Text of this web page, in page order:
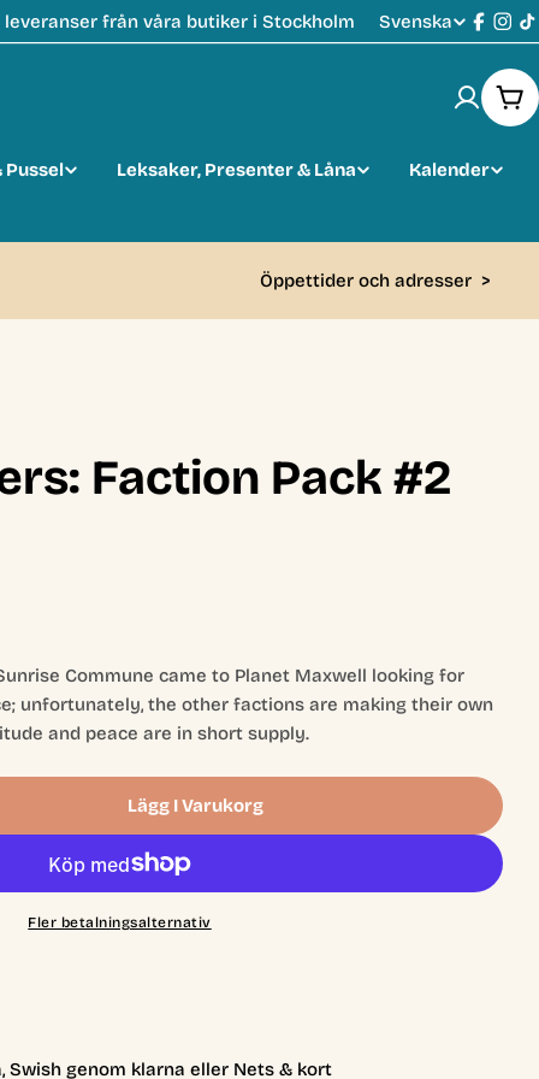
leveranser från våra butiker i Stockholm
S
k
Svenska
Pussel Leksaker, Presenter & Låna Kalender
Öppettider och adresser >
Faction Pack #2
Commune came to Planet Maxwell looking for
unfortunately, the other factions are making their own
and peace are in short supply.
Faction Pack #2
Frontiers: Faction Pack #2
Lägg I Varukorg
Fler betalningsalternativ
Swish genom klarna eller Nets & kort